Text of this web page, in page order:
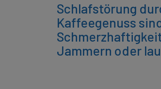
Schlafstörung
Kaffeegenuss
Jammern oder